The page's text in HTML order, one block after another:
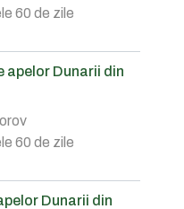
60 de zile
apelor Dunarii din
60 de zile
Dunarii din